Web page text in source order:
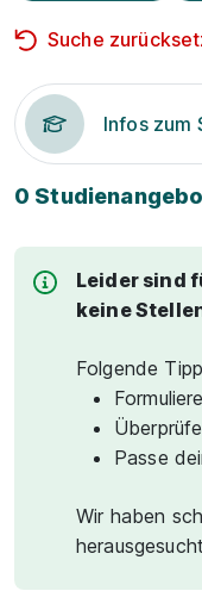
Suche
Infos zum
0
Leider sind
keine
Folgende
Passe
Wir haben